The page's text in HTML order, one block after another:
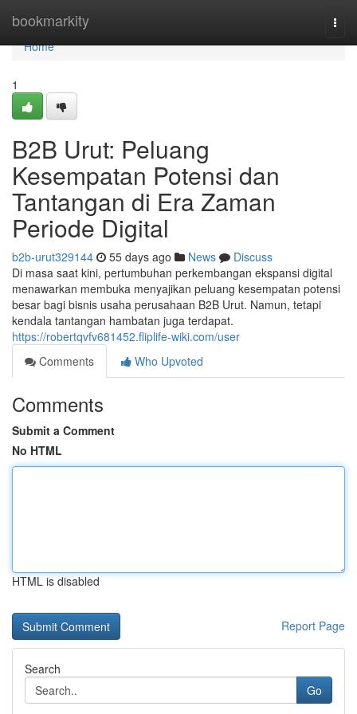
bookmarkity
Home
Home
1
B2B Urut: Peluang
Kesempatan Potensi dan
Tantangan di Era Zaman
Periode Digital
b2b-urut329144 55 days ago News
Discuss
Di masa saat kini, pertumbuhan perkembangan ekspansi digital
menawarkan membuka menyajikan peluang kesempatan potensi
besar bagi bisnis usaha perusahaan B2B Urut. Namun, tetapi
kendala tantangan hambatan juga terdapat.
https://robertqvfv681452.fliplife-wiki.com/user
Comments
Who Upvoted
Comments
Submit a Comment
No HTML
HTML is disabled
Report Page
Search
Go